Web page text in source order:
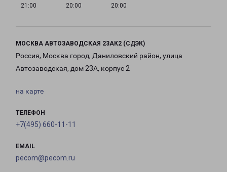
21:00
20:00
20:00
МОСКВА АВТОЗАВОДСКАЯ 23АК2 (СДЭК)
Россия, Москва город, Даниловский район, улица
Автозаводская, дом 23А, корпус 2
на карте
ТЕЛЕФОН
+7(495) 660-11-11
EMAIL
pecom@pecom.ru